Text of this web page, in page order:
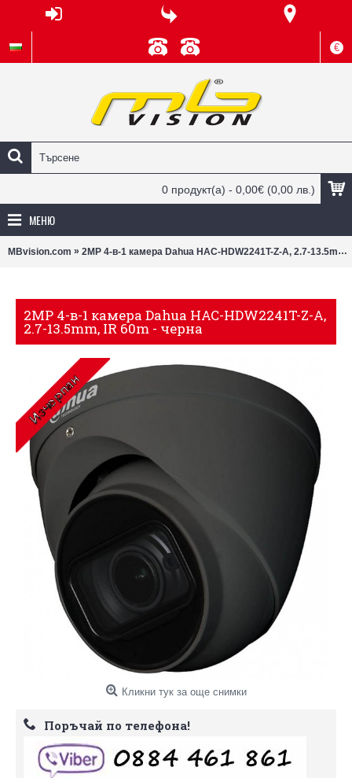
€
0 продукт(а) - 0,00€ (0,00 лв.)
МЕНЮ
MBvision.com » 2MP 4-в-1 камера Dahua HAC-HDW2241T-Z-A, 2.7-13.5mm, IR 60m - черна
2MP 4-в-1 камера Dahua HAC-HDW2241T-Z-A,
2.7-13.5mm, IR 60m - черна
Кликни тук за още снимки
Поръчай по телефона!